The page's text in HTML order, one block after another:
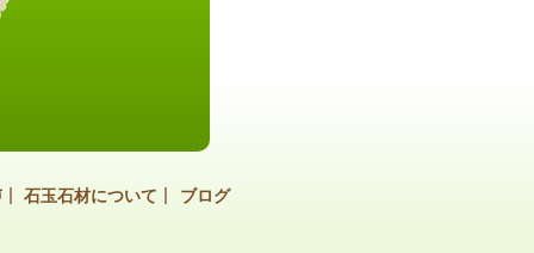
石玉石材について ブログ